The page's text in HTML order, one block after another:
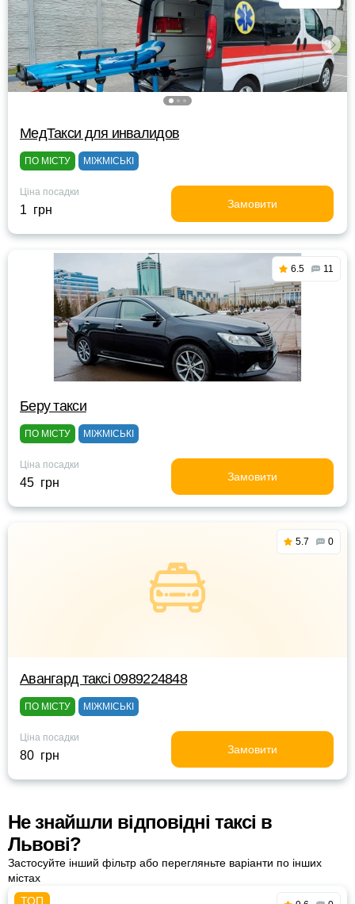
МедТакси для инвалидов
ПО МІСТУ МІЖМІСЬКІ
Ціна посадки
1 грн Замовити
6.5 11
Беру такси
ПО МІСТУ МІЖМІСЬКІ
Ціна посадки
45 грн Замовити
5.7 0
Авангард таксі 0989224848
ПО МІСТУ МІЖМІСЬКІ
Ціна посадки
80 грн Замовити
Не знайшли відповідні таксі в
Львові?
Застосуйте інший фільтр або перегляньте варіанти по інших
містах